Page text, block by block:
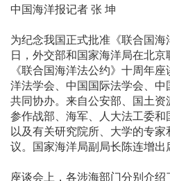
中国海洋报记者 张 坤
为纪念我国正式批准《联合国
日，外交部和国家海洋局在北
《联合国海洋法公约》十周年
洋法学会、中国国际法学会、
共同协办。来自公安部、国土
参作战部、海军、人大法工委
以及有关研究院所、大学的专
议。国家海洋局副局长陈连增出
座谈会上，各涉海部门分别介